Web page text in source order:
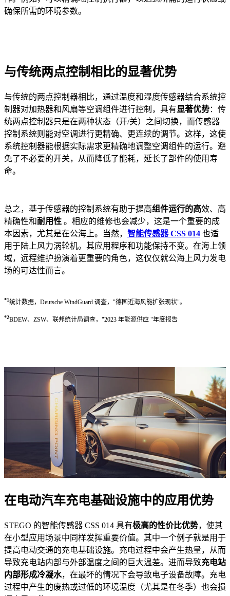
确保所需的环境参数。
与传统两点控制相比的显著优势
与传统的两点控制器相比，通过温度和湿度传感器结合系统控
制器对加热器和风扇等空调组件进行控制，具有显著优势：传
统两点控制器只是在两种状态（开/关）之间切换，而传感器
控制系统则能对空调进行更精确、更连续的调节。这样，这使
系统控制器能根据实际需求更精确地调整空调组件的运行。避
免了不必要的开关，从而降低了能耗，延长了部件的使用寿
命。
总之，基于传感器的控制系统有助于提高组件运行的高效、高
精确性和耐用性 。相应的维修也会减少，这是一个重要的成
本因素，尤其是在公海上。
当然， 智能传感器 CSS 014 也适
用于陆上风力涡轮机。其应用程序和功能保持不变。在海上领
域，远程维护扮演着更重要的角色，这仅仅就公海上风力发电
场的可达性而言。
*1统计数据，Deutsche WindGuard 调查，"德国近海风能扩张现状"。
*2BDEW、ZSW、联邦统计局调查，"2023 年能源供应 "年度报告
在电动汽车充电基础设施中的应用优势
STEGO 的智能传感器 CSS 014 具有极高的性价比优势，使其
在小型应用场景中同样发挥重要价值。其中一个例子就是用于
提高电动交通的充电基础设施。充电过程中会产生热量，从而
导致充电站内部与外部温度之间的巨大温差。进而导致充电站
内部形成冷凝水，在最坏的情况下会导致电子设备故障。充电
过程中产生的废热或过低的环境温度（尤其是在冬季）也会损